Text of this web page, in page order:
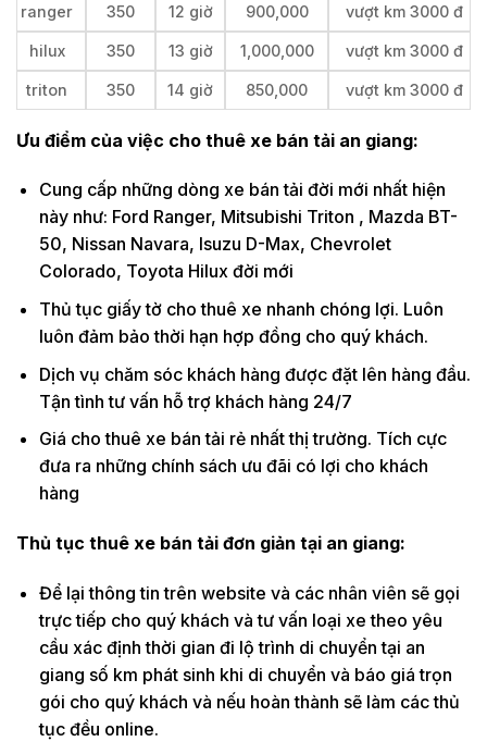
ranger 350 12 giờ 900,000 vượt km 3000 đ
hilux 350 13 giờ 1,000,000 vượt km 3000 đ
triton 350 14 giờ 850,000 vượt km 3000 đ
Ưu điểm của việc cho thuê xe bán tải an giang:
Cung cấp những dòng xe bán tải đời mới nhất hiện
này như: Ford Ranger, Mitsubishi Triton , Mazda BT-
50, Nissan Navara, Isuzu D-Max, Chevrolet
Colorado, Toyota Hilux đời mới
Thủ tục giấy tờ cho thuê xe nhanh chóng lợi. Luôn
luôn đảm bảo thời hạn hợp đồng cho quý khách.
Dịch vụ chăm sóc khách hàng được đặt lên hàng đầu.
Tận tình tư vấn hỗ trợ khách hàng 24/7
Giá cho thuê xe bán tải rẻ nhất thị trường. Tích cực
đưa ra những chính sách ưu đãi có lợi cho khách
hàng
Thủ tục thuê xe bán tải đơn giản tại an giang:
Để lại thông tin trên website và các nhân viên sẽ gọi
trực tiếp cho quý khách và tư vấn loại xe theo yêu
cầu xác định thời gian đi lộ trình di chuyển tại an
giang số km phát sinh khi di chuyển và báo giá trọn
gói cho quý khách và nếu hoàn thành sẽ làm các thủ
tục đều online.